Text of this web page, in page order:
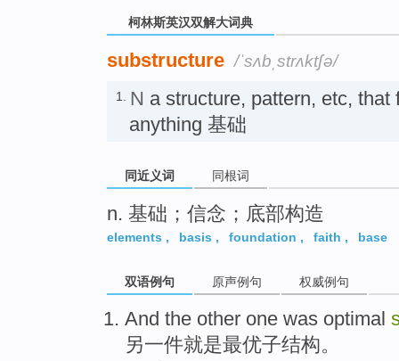
柯林斯英汉双解大词典
substructure /ˈsʌbˌstrʌktʃə/
1. N a structure, pattern, etc, that
anything 基础
同近义词 同根词
n. 基础；信念；底部构造
elements , basis , foundation , faith , base
双语例句 原声例句 权威例句
And the other one was optimal
另一件就是最优子结构。